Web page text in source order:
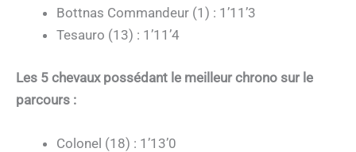
Bottnas Commandeur (1) : 1’11’3
Tesauro (13) : 1’11’4
Les 5 chevaux possédant le meilleur chrono sur le
parcours :
Colonel (18) : 1’13’0